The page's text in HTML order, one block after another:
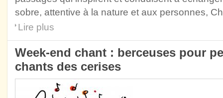
sobre, attentive à la nature et aux personnes,
Lire plus
Week-end chant : berceuses pour
chants des cerises